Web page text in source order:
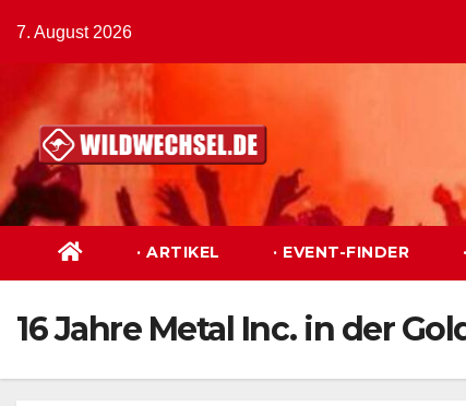
Inhalt
springen
7. August 2026
· ARTIKEL · EVENT-FINDER
16 Jahre Metal Inc. in der